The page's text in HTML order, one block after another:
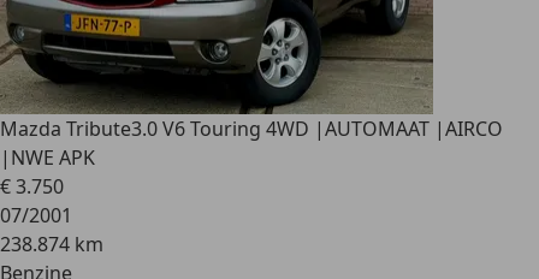
Mazda Tribute3.0 V6 Touring 4WD |AUTOMAAT |AIRCO
|NWE APK
€ 3.750
07/2001
238.874 km
Benzine